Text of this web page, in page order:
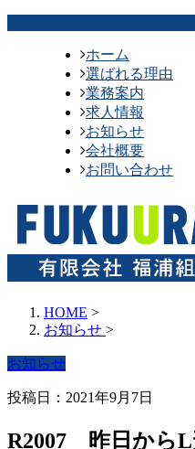
ホーム
選ばれる理由
業務案内
求人情報
お知らせ
会社概要
お問い合わせ
HOME >
お知らせ >
お知らせ
投稿日：2021年9月7日
R2007 昨日からL